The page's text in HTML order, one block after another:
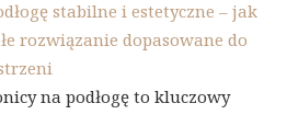
stabilne i estetyczne – jak
rozwiązanie dopasowane do
na podłogę to kluczowy